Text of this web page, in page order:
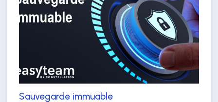
Sauvegarde immuable